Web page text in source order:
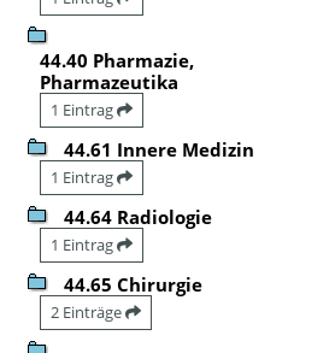
44.40 Pharmazie,
Pharmazeutika
1 Eintrag
44.61 Innere Medizin
1 Eintrag
44.64 Radiologie
1 Eintrag
44.65 Chirurgie
2 Einträge